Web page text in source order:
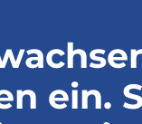
ein.